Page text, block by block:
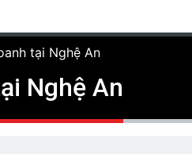
tại Nghệ An
Nghệ An